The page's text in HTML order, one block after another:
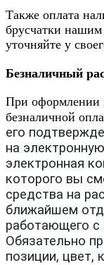
Также оплата
брусчатки
уточняйте у
Безналичный
При оформлении
безналичной
его
на
электронная
которого вы
средства на
ближайшем
работающего с
Обязательно
позиции, цвет,